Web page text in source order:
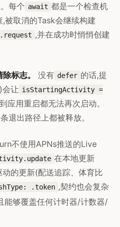
每个 await 都是一个检查机
被取消的Task会继续构建
,并在成功时悄悄创建
标志。 没有 defer 的话,提
会让 isStartingActivity =
应用重启都无法再次启动。
退出路径上都被释放。
不使用APNs推送的Live
在本地更新
的更新(配送追踪、体育比
.token ,契约也会复杂
能够覆盖任何计时器/计数器/